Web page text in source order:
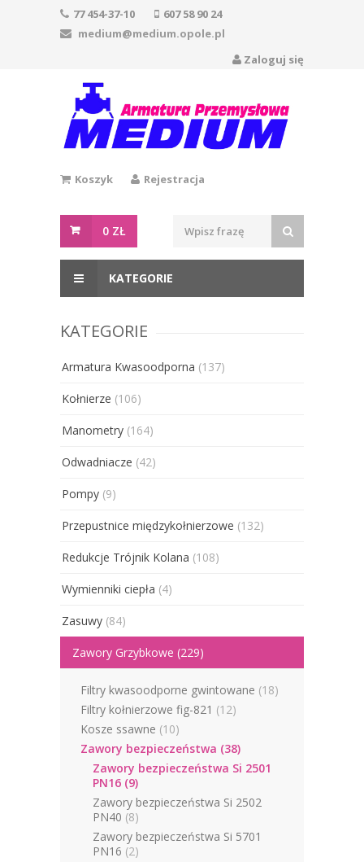
77 454-37-10
607 58 90 24
medium@medium.opole.pl
Zaloguj się
Koszyk Rejestracja
0 ZŁ
KATEGORIE
KATEGORIE
Armatura Kwasoodporna (137)
Kołnierze (106)
Manometry (164)
Odwadniacze (42)
Pompy (9)
Przepustnice międzykołnierzowe (132)
Redukcje Trójnik Kolana (108)
Wymienniki ciepła (4)
Zasuwy (84)
Zawory Grzybkowe (229)
Filtry kwasoodporne gwintowane (18)
Filtry kołnierzowe fig-821 (12)
Kosze ssawne (10)
Zawory bezpieczeństwa (38)
Zawory bezpieczeństwa Si 2501
PN16 (9)
Zawory bezpieczeństwa Si 2502
PN40 (8)
Zawory bezpieczeństwa Si 5701
PN16 (2)